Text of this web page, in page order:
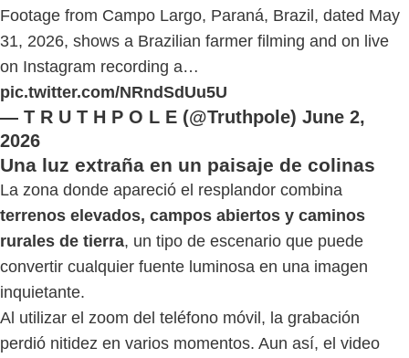
Footage from Campo Largo, Paraná, Brazil, dated May
31, 2026, shows a Brazilian farmer filming and on live
on Instagram recording a…
pic.twitter.com/NRndSdUu5U
— T R U T H P O L E (@Truthpole) June 2,
2026
Una luz extraña en un paisaje de colinas
La zona donde apareció el resplandor combina
terrenos elevados, campos abiertos y caminos
rurales de tierra, un tipo de escenario que puede
convertir cualquier fuente luminosa en una imagen
inquietante.
Al utilizar el zoom del teléfono móvil, la grabación
perdió nitidez en varios momentos. Aun así, el video